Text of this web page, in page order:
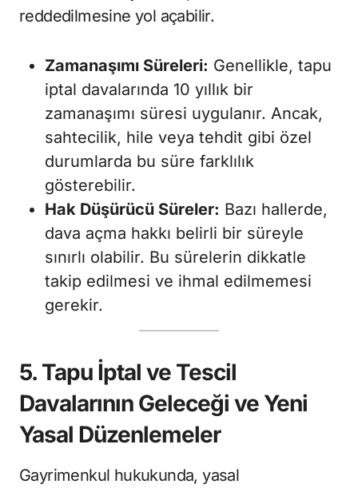
reddedilmesine yol açabilir.
Zamanaşımı Süreleri: Genellikle, tapu
iptal davalarında 10 yıllık bir
zamanaşımı süresi uygulanır. Ancak,
sahtecilik, hile veya tehdit gibi özel
durumlarda bu süre farklılık
gösterebilir.
Hak Düşürücü Süreler: Bazı hallerde,
dava açma hakkı belirli bir süreyle
sınırlı olabilir. Bu sürelerin dikkatle
takip edilmesi ve ihmal edilmemesi
gerekir.
5. Tapu İptal ve Tescil
Davalarının Geleceği ve Yeni
Yasal Düzenlemeler
Gayrimenkul hukukunda, yasal